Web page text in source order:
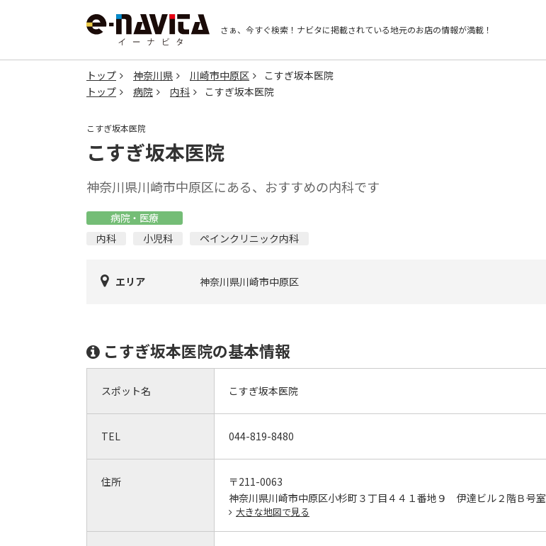
さぁ、今すぐ検索！ ナビタに掲載されている地元のお店の情報が満載！
トップ 神奈川県 川崎市中原区
こすぎ坂本医院
トップ
病院 内科 こすぎ坂本医院
こすぎ坂本医院
こすぎ坂本医院
神奈川県川崎市中原区にある、おすすめの内科です
病院・医療
内科
小児科 ペインクリニック内科
エリア 神奈川県川崎市中原区
こすぎ坂本医院の基本情報
スポット名 こすぎ坂本医院
TEL 044-819-8480
住所
〒211-0063
神奈川県川崎市中原区小杉町３丁目４４１番地９ 伊達ビル２階Ｂ号室
大きな地図で見る